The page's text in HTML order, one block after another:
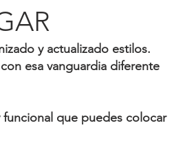
y actualizado estilos.
esa vanguardia diferente
funcional que puedes colocar